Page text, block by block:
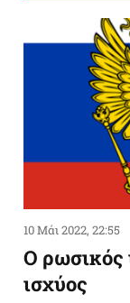
10 Μάι 2022, 22:55
Ο ρωσικός
ισχύος